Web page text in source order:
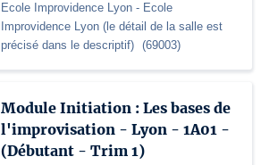
Ecole Improvidence Lyon - Ecole
Improvidence Lyon (le détail de la salle est
précisé dans le descriptif) (69003)
Module Initiation : Les bases de
l'improvisation - Lyon - 1A01 -
(Débutant - Trim 1)